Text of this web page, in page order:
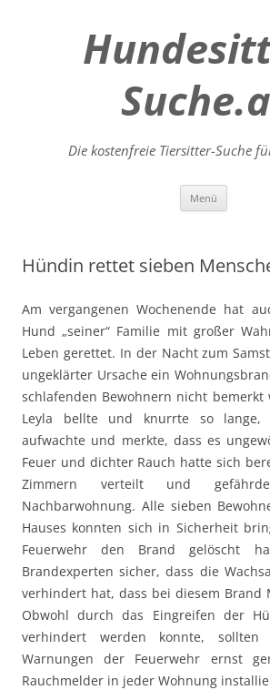
Die kostenfreie Tiersitter-Suche
Menü
Hündin rettet sieben
Am vergangenen Wochenende hat
Hund „seiner“ Familie mit großer
Leben gerettet. In der Nacht zum
ungeklärter Ursache ein
schlafenden Bewohnern nicht bemerkt
Leyla bellte und knurrte so lange,
aufwachte und merkte, dass es
Feuer und dichter Rauch hatte sich
Zimmern verteilt und
Nachbarwohnung. Alle sieben
Hauses konnten sich in Sicherheit
Feuerwehr den Brand gelöscht
Brandexperten sicher, dass die
verhindert hat, dass bei diesem Brand
Obwohl durch das Eingreifen der
verhindert werden konnte, sollten
Warnungen der Feuerwehr ernst
Rauchmelder in jeder Wohnung